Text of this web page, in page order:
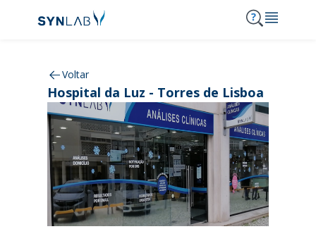
Synlab
Análises
Serviços
Consulta de resultados
Notícias e Destaques
Clínicas SYNLAB
Acordos
Onde Estamos
Voltar
Hospital da Luz - Torres de Lisboa